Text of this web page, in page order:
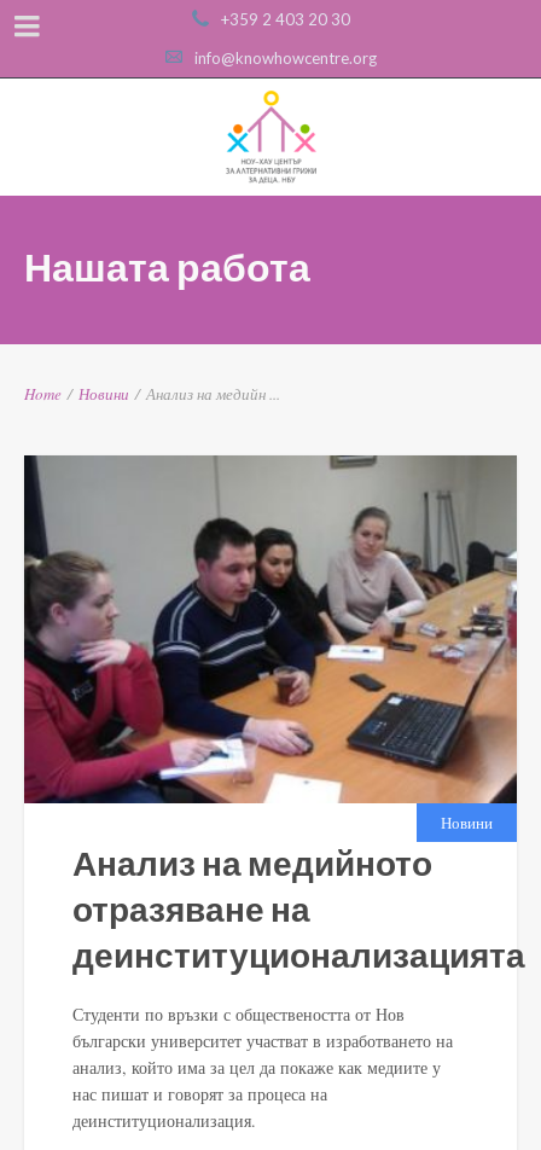
+359 2 403 20 30
info@knowhowcentre.org
Нашата работа
Home / Новини / Анализ на медийн ...
Новини
Анализ на медийното
отразяване на
деинституционализацията
Студенти по връзки с обществеността от Нов
български университет участват в изработването на
анализ, който има за цел да покаже как медиите у
нас пишат и говорят за процеса на
деинституционализация.